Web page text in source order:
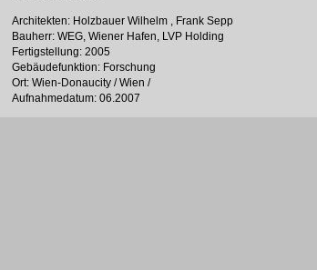
Architekten: Holzbauer Wilhelm , Frank Sepp
Bauherr: WEG, Wiener Hafen, LVP Holding
Fertigstellung: 2005
Gebäudefunktion: Forschung
Ort: Wien-Donaucity / Wien /
Aufnahmedatum: 06.2007